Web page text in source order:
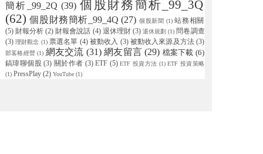
簡析_99_2Q (39) 個股財務簡析_99_3Q
(62) 個股財務簡析_99_4Q (27) 個股新聞 (1) 站務相關
(5) 財報分析 (2) 財報會說話 (4) 退休理財 (3) 退休規劃 (1) 問卷調查
(3) 理財觀念 (1) 票選名單 (4) 被動收入 (3) 被動收入來源及方法 (3)
部茖格經營 (1) 網友交流 (31) 網友留言 (29) 檔案下載 (6)
鎬瑋聊個股 (3) 關於作者 (3) ETF (5) ETF 投資方法 (1) ETF 投資策略
(1) PressPlay (2) YouTube (1)